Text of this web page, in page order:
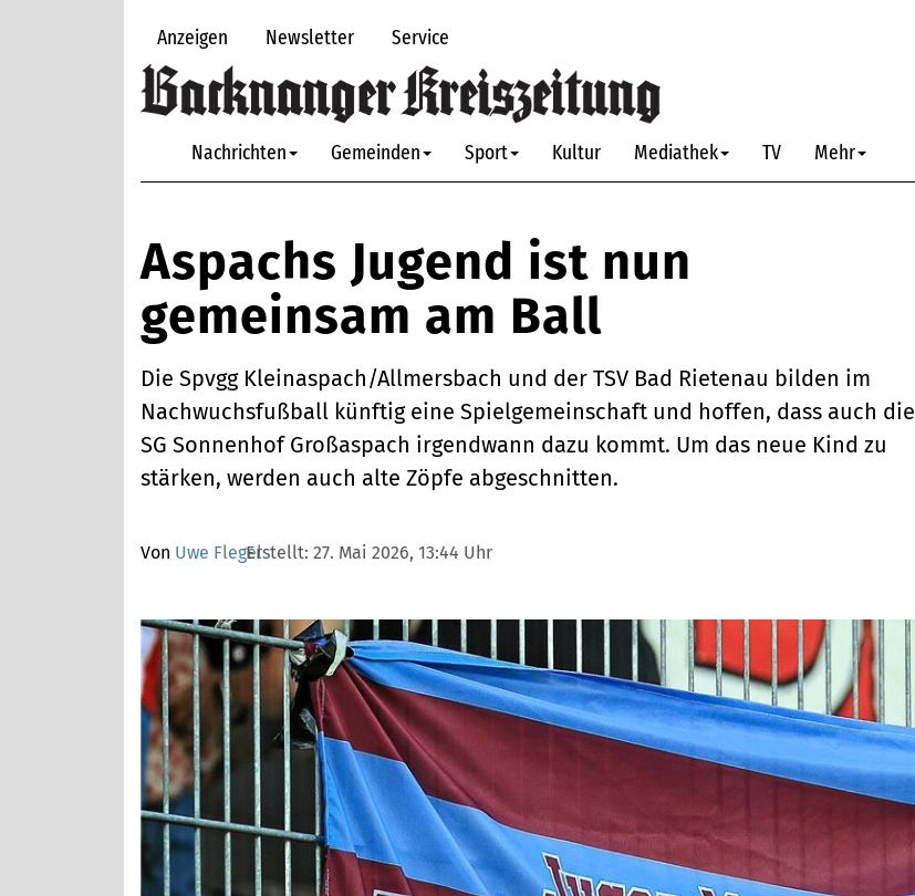
Anzeigen Newsletter Service
Nachrichten Gemeinden Sport Kultur Mediathek TV Mehr
Aspachs Jugend ist nun
gemeinsam am Ball
Die Spvgg Kleinaspach/Allmersbach und der TSV Bad Rietenau bilden im
Nachwuchsfußball künftig eine Spielgemeinschaft und hoffen, dass auch die
SG Sonnenhof Großaspach irgendwann dazu kommt. Um das neue Kind zu
stärken, werden auch alte Zöpfe abgeschnitten.
Von Uwe FlegelErstellt: 27. Mai 2026, 13:44 Uhr